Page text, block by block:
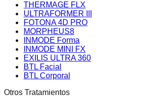
THERMAGE FLX
ULTRAFORMER III
FOTONA 4D PRO
MORPHEUS8
INMODE Forma
INMODE MINI FX
EXILIS ULTRA 360
BTL Facial
BTL Corporal
Otros Tratamientos